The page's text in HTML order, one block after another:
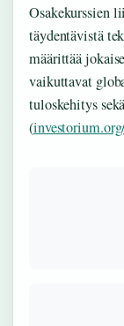
Osakekurssien
täydentävistä
määrittää
vaikuttavat
tuloskehitys
(